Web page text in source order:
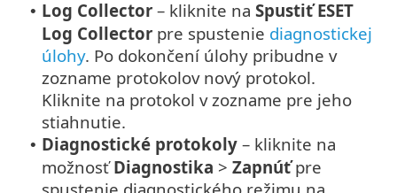
• Log Collector – kliknite na Spustiť ESET
Log Collector pre spustenie diagnostickej
úlohy. Po dokončení úlohy pribudne v
zozname protokolov nový protokol.
Kliknite na protokol v zozname pre jeho
stiahnutie.
• Diagnostické protokoly – kliknite na
možnosťDiagnostika > Zapnúťpre